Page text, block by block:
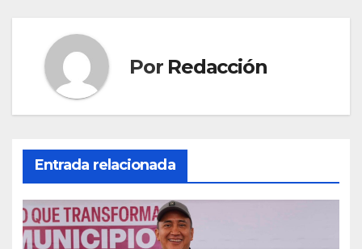
Por Redacción
Entrada relacionada